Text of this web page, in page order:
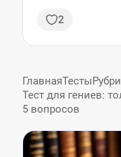
поколение
2
ГлавнаяТесты
Тест для гениев:
5 вопросов